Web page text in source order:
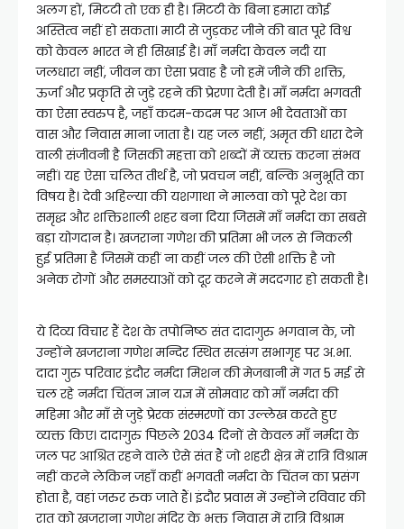
अलग हों, मिटटी तो एक ही है। मिटटी के बिना हमारा कोई
अस्तित्व नहीं हो सकता। माटी से जुड़कर जीने की बात पूरे विश्व
को केवल भारत ने ही सिखाई है। माँ नर्मदा केवल नदी या
जलधारा नहीं, जीवन का ऐसा प्रवाह है जो हमें जीने की शक्ति,
ऊर्जा और प्रकृति से जुड़े रहने की प्रेरणा देती है। माँ नर्मदा भगवती
का ऐसा स्वरुप है, जहाँ कदम-कदम पर आज भी देवताओं का
वास और निवास माना जाता है। यह जल नहीं, अमृत की धारा देने
वाली संजीवनी है जिसकी महत्ता को शब्दों में व्यक्त करना संभव
नहीं। यह ऐसा चलित तीर्थ है, जो प्रवचन नहीं, बल्कि अनुभूति का
विषय है। देवी अहिल्या की यशगाथा ने मालवा को पूरे देश का
समृद्ध और शक्तिशाली शहर बना दिया जिसमें माँ नर्मदा का सबसे
बड़ा योगदान है। खजराना गणेश की प्रतिमा भी जल से निकली
हुई प्रतिमा है जिसमें कहीं ना कहीं जल की ऐसी शक्ति है जो
अनेक रोगों और समस्याओं को दूर करने में मददगार हो सकती है।
ये दिव्य विचार हैं देश के तपोनिष्ठ संत दादागुरु भगवान के, जो
उन्होंने खजराना गणेश मन्दिर स्थित सत्संग सभागृह पर अ.भा.
दादा गुरु परिवार इंदौर नर्मदा मिशन की मेजबानी में गत 5 मई से
चल रहे नर्मदा चिंतन ज्ञान यज्ञ में सोमवार को माँ नर्मदा की
महिमा और माँ से जुड़े प्रेरक संस्मरणों का उल्लेख करते हुए
व्यक्त किए। दादागुरु पिछले 2034 दिनों से केवल माँ नर्मदा के
जल पर आश्रित रहने वाले ऐसे संत हैं जो शहरी क्षेत्र में रात्रि विश्राम
नहीं करने लेकिन जहाँ कहीं भगवती नर्मदा के चिंतन का प्रसंग
होता है, वहां जरुर रुक जाते हैं। इंदौर प्रवास में उन्होंने रविवार की
रात को खजराना गणेश मंदिर के भक्त निवास में रात्रि विश्राम